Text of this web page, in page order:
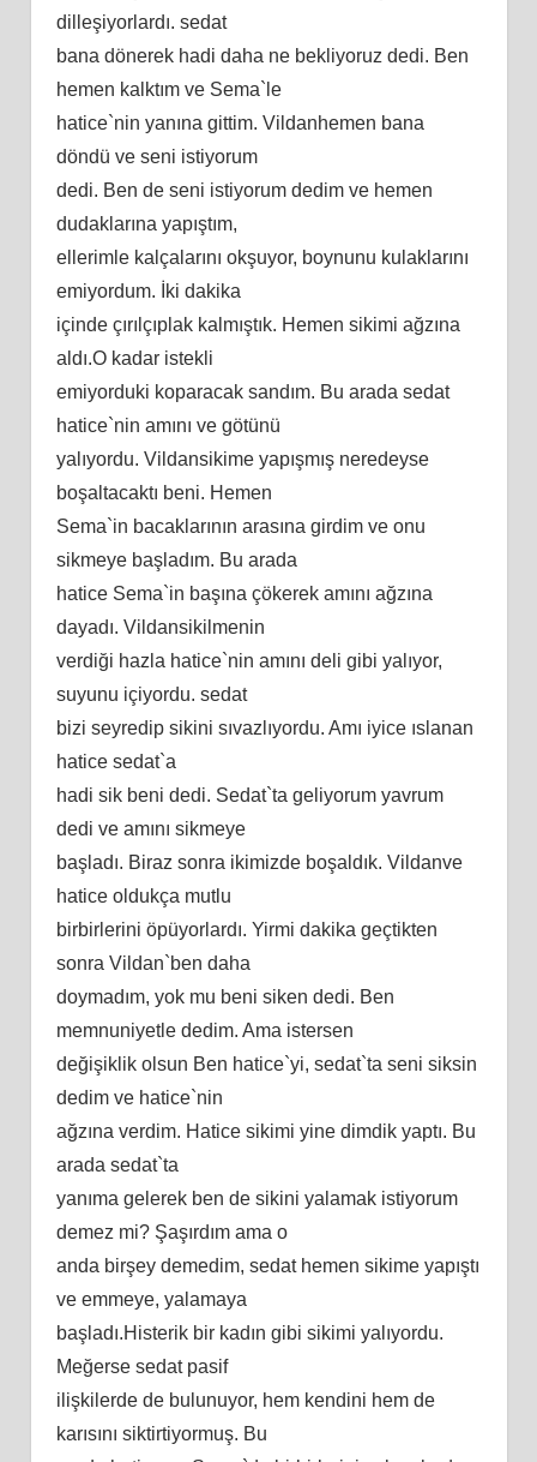
dilleşiyorlardı. sedat
bana dönerek hadi daha ne bekliyoruz dedi. Ben
hemen kalktım ve Sema`le
hatice`nin yanına gittim. Vildanhemen bana
döndü ve seni istiyorum
dedi. Ben de seni istiyorum dedim ve hemen
dudaklarına yapıştım,
ellerimle kalçalarını okşuyor, boynunu kulaklarını
emiyordum. İki dakika
içinde çırılçıplak kalmıştık. Hemen sikimi ağzına
aldı.O kadar istekli
emiyorduki koparacak sandım. Bu arada sedat
hatice`nin amını ve götünü
yalıyordu. Vildansikime yapışmış neredeyse
boşaltacaktı beni. Hemen
Sema`in bacaklarının arasına girdim ve onu
sikmeye başladım. Bu arada
hatice Sema`in başına çökerek amını ağzına
dayadı. Vildansikilmenin
verdiği hazla hatice`nin amını deli gibi yalıyor,
suyunu içiyordu. sedat
bizi seyredip sikini sıvazlıyordu. Amı iyice ıslanan
hatice sedat`a
hadi sik beni dedi. Sedat`ta geliyorum yavrum
dedi ve amını sikmeye
başladı. Biraz sonra ikimizde boşaldık. Vildanve
hatice oldukça mutlu
birbirlerini öpüyorlardı. Yirmi dakika geçtikten
sonra Vildan`ben daha
doymadım, yok mu beni siken dedi. Ben
memnuniyetle dedim. Ama istersen
değişiklik olsun Ben hatice`yi, sedat`ta seni siksin
dedim ve hatice`nin
ağzına verdim. Hatice sikimi yine dimdik yaptı. Bu
arada sedat`ta
yanıma gelerek ben de sikini yalamak istiyorum
demez mi? Şaşırdım ama o
anda birşey demedim, sedat hemen sikime yapıştı
ve emmeye, yalamaya
başladı.Histerik bir kadın gibi sikimi yalıyordu.
Meğerse sedat pasif
ilişkilerde de bulunuyor, hem kendini hem de
karısını siktirtiyormuş. Bu